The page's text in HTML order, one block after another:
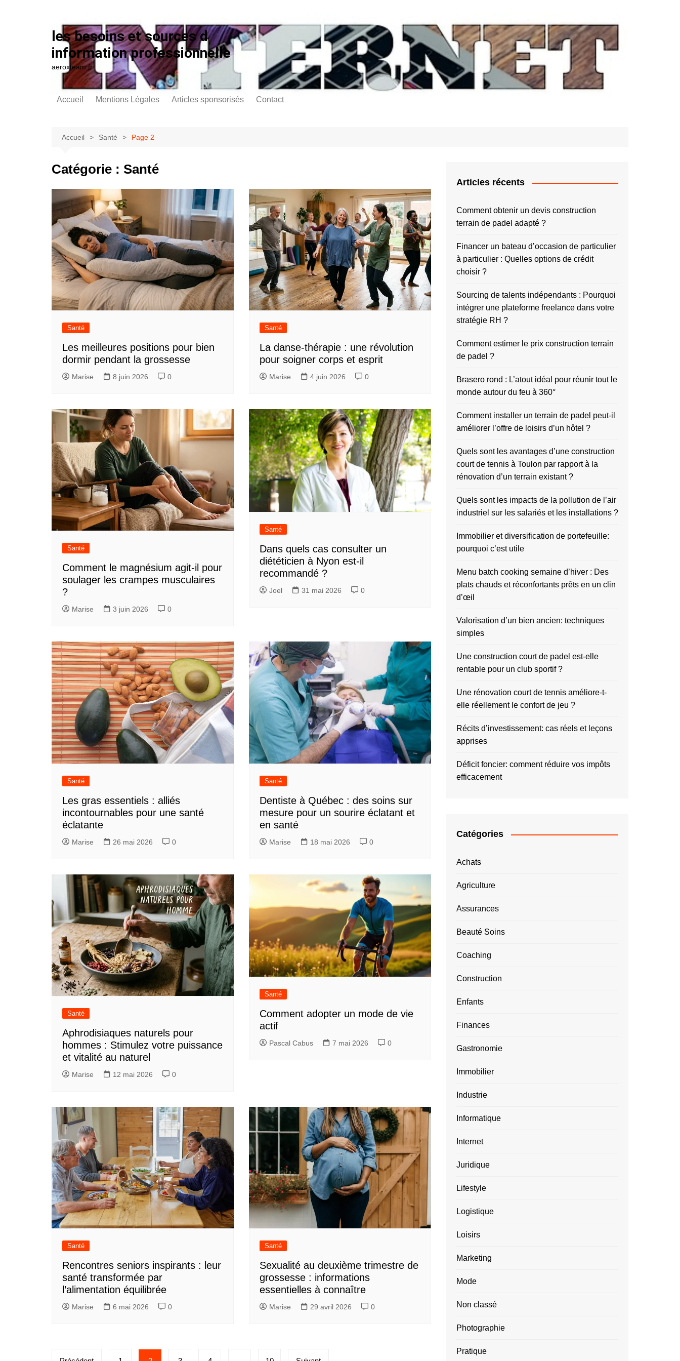
les besoins et sources d
information professionnelle
aeroxteam.fr
Accueil Mentions Légales Articles sponsorisés Contact
Accueil Santé Page 2
Catégorie : Santé
Santé
Les meilleures positions pour bien
dormir pendant la grossesse
Marise 8 juin 2026 0
Santé
La danse-thérapie : une révolution
pour soigner corps et esprit
Marise 4 juin 2026 0
Santé
Comment le magnésium agit-il pour
soulager les crampes musculaires
?
Marise 3 juin 2026 0
Santé
Dans quels cas consulter un
diététicien à Nyon est-il
recommandé ?
Joel 31 mai 2026 0
Santé
Les gras essentiels : alliés
incontournables pour une santé
éclatante
Marise 26 mai 2026 0
Santé
Dentiste à Québec : des soins sur
mesure pour un sourire éclatant et
en santé
Marise 18 mai 2026 0
Santé
Aphrodisiaques naturels pour
hommes : Stimulez votre puissance
et vitalité au naturel
Marise 12 mai 2026 0
Santé
Comment adopter un mode de vie
actif
Pascal Cabus 7 mai 2026 0
Santé
Rencontres seniors inspirants : leur
santé transformée par
l’alimentation équilibrée
Marise 6 mai 2026 0
Santé
Sexualité au deuxième trimestre de
grossesse : informations
essentielles à connaître
Marise 29 avril 2026 0
Articles récents
Comment obtenir un devis construction
terrain de padel adapté ?
Financer un bateau d’occasion de particulier
à particulier : Quelles options de crédit
choisir ?
Sourcing de talents indépendants : Pourquoi
intégrer une plateforme freelance dans votre
stratégie RH ?
Comment estimer le prix construction terrain
de padel ?
Brasero rond : L’atout idéal pour réunir tout le
monde autour du feu à 360°
Comment installer un terrain de padel peut-il
améliorer l’offre de loisirs d’un hôtel ?
Quels sont les avantages d’une construction
court de tennis à Toulon par rapport à la
rénovation d’un terrain existant ?
Quels sont les impacts de la pollution de l’air
industriel sur les salariés et les installations ?
Immobilier et diversification de portefeuille:
pourquoi c’est utile
Menu batch cooking semaine d’hiver : Des
plats chauds et réconfortants prêts en un clin
d’œil
Valorisation d’un bien ancien: techniques
simples
Une construction court de padel est-elle
rentable pour un club sportif ?
Une rénovation court de tennis améliore-t-
elle réellement le confort de jeu ?
Récits d’investissement: cas réels et leçons
apprises
Déficit foncier: comment réduire vos impôts
efficacement
Catégories
Achats
Agriculture
Assurances
Beauté Soins
Coaching
Construction
Enfants
Finances
Gastronomie
Immobilier
Industrie
Informatique
Internet
Juridique
Lifestyle
Logistique
Loisirs
Marketing
Mode
Non classé
Photographie
Pratique